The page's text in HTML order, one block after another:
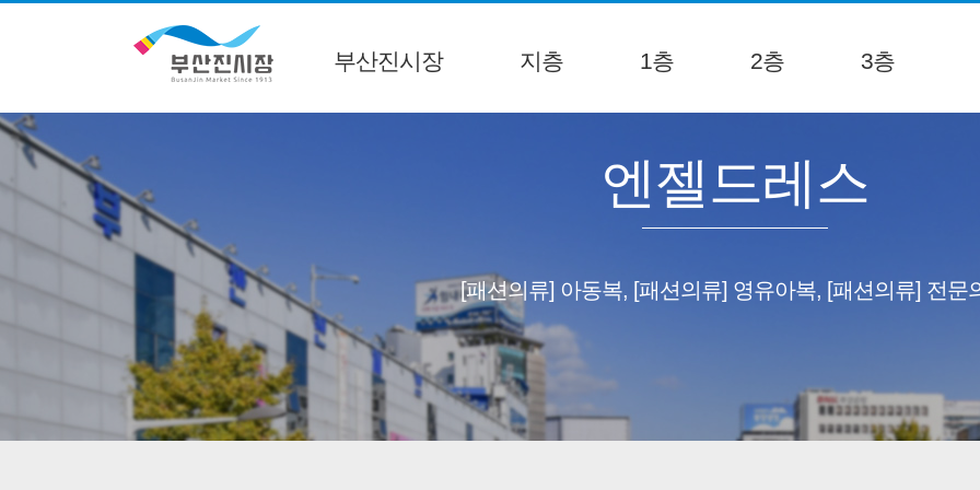
부산진시장 지층 1층 2층 3층
엔젤드레스
[패션의류] 아동복, [패션의류] 영유아복, [패션의류] 전문